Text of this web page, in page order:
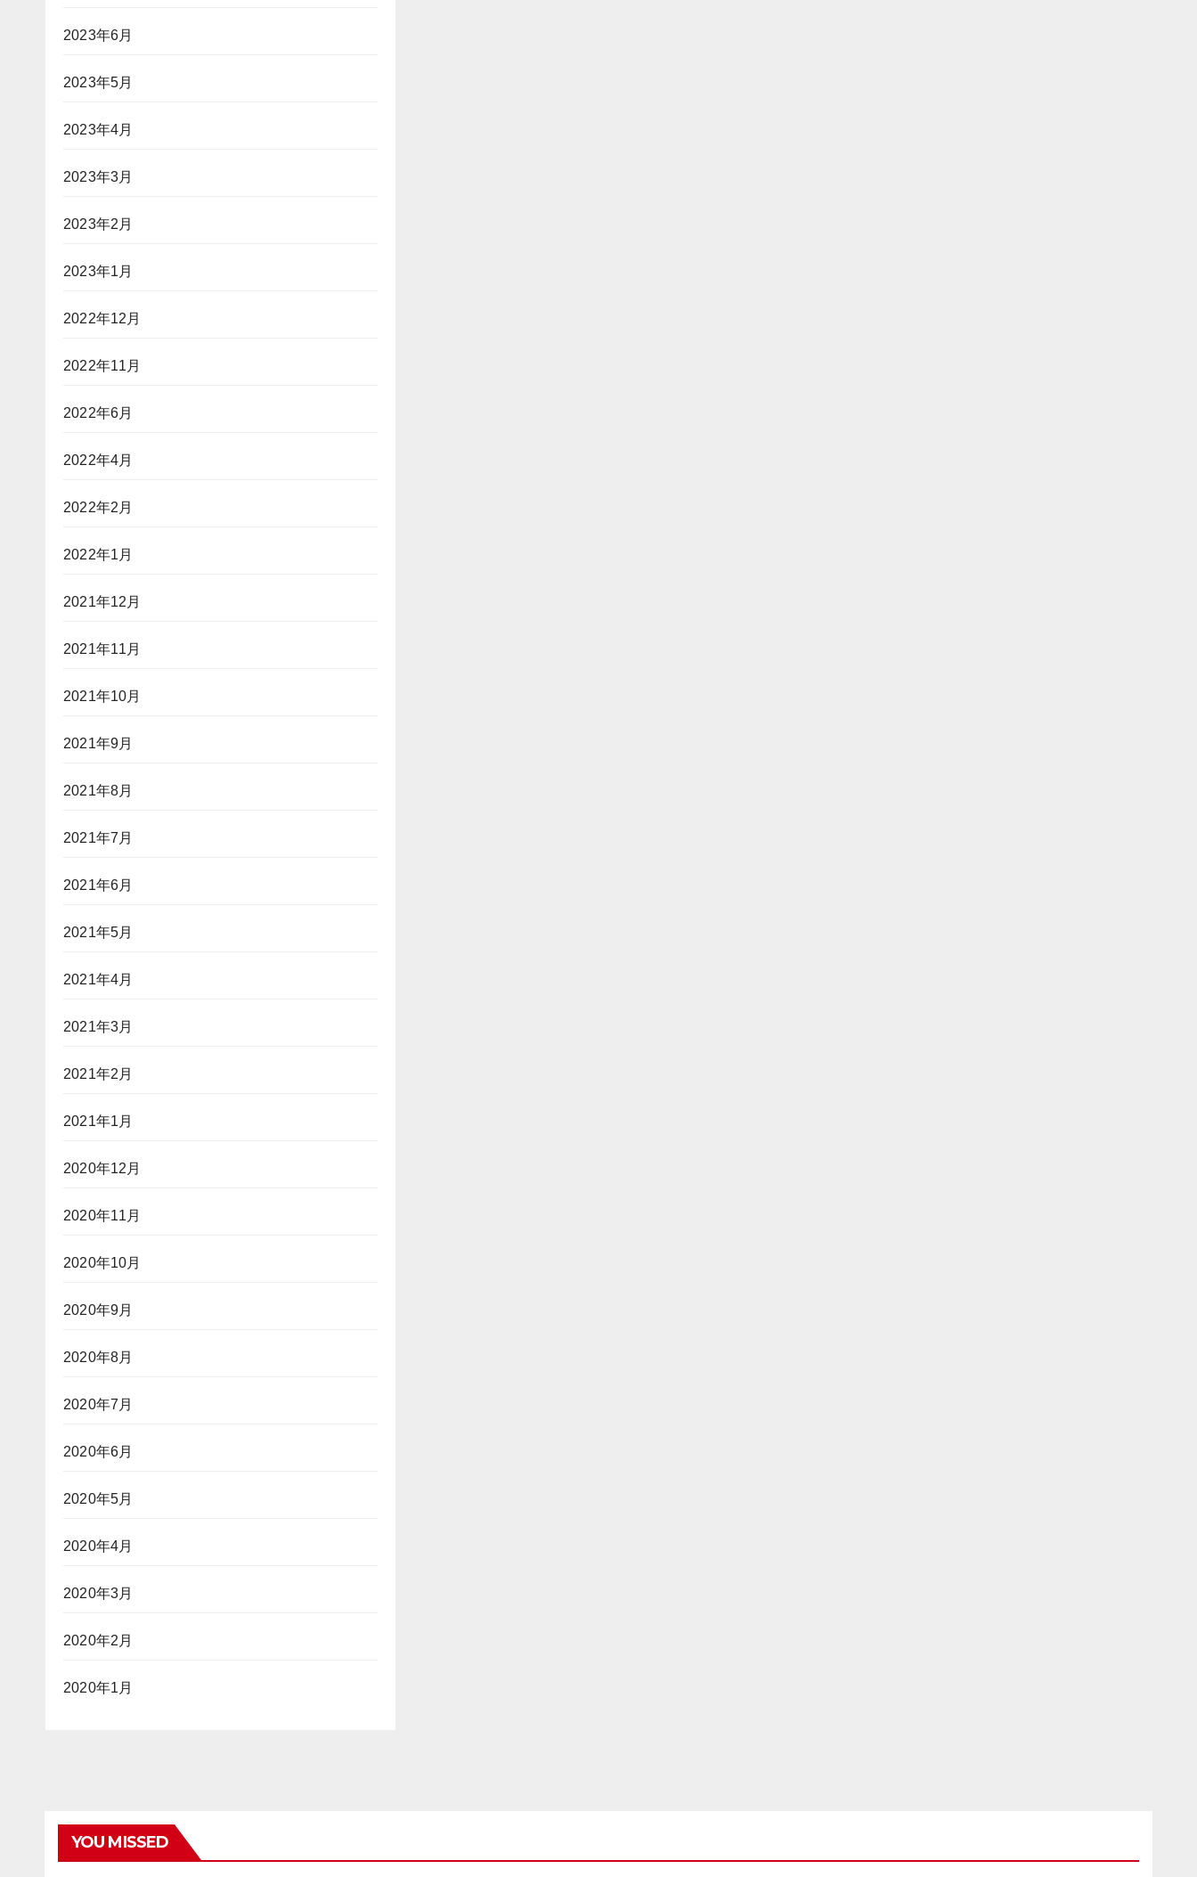
2023年6月
2023年5月
2023年4月
2023年3月
2023年2月
2023年1月
2022年12月
2022年11月
2022年6月
2022年4月
2022年2月
2022年1月
2021年12月
2021年11月
2021年10月
2021年9月
2021年8月
2021年7月
2021年6月
2021年5月
2021年4月
2021年3月
2021年2月
2021年1月
2020年12月
2020年11月
2020年10月
2020年9月
2020年8月
2020年7月
2020年6月
2020年5月
2020年4月
2020年3月
2020年2月
2020年1月
YOU MISSED